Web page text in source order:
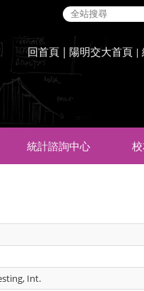
回首頁 | 陽明交大首頁 |
統計諮詢中心
Int.